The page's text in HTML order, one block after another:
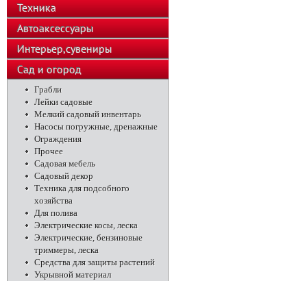
Техника
Автоаксессуары
Интерьер,сувениры
Сад и огород
Грабли
Лейки садовые
Мелкий садовый инвентарь
Насосы погружные, дренажные
Ограждения
Прочее
Садовая мебель
Садовый декор
Техника для подсобного
хозяйства
Для полива
Электрические косы, леска
Электрические, бензиновые
триммеры, леска
Средства для защиты растений
Укрывной материал